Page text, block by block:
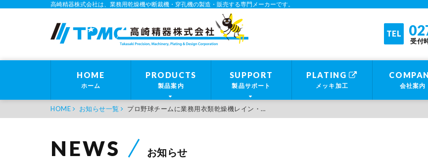
高崎精器株式会社は、業務用乾燥機や断裁機・穿孔機の製造・販売する専門メーカーです。
TEL
受付
HOME
ホーム
PRODUCTS
製品案内
SUPPORT
製品サポート
PLATING
メッキ加工 会社案内
HOME お知らせ一覧 プロ野球チームに業務用衣類乾燥機レイン・…
NEWS お知らせ